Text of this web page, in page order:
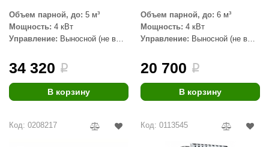
Объем парной, до: 5 м³
Мощность: 4 кВт
Управление: Выносной (не в
34 320 i
В корзину
Объем парной, до: 6 м³
Мощность: 4 кВт
Управление: Выносной (не в
20 700 i
В корзину
Код: 0208217 Код: 0113545